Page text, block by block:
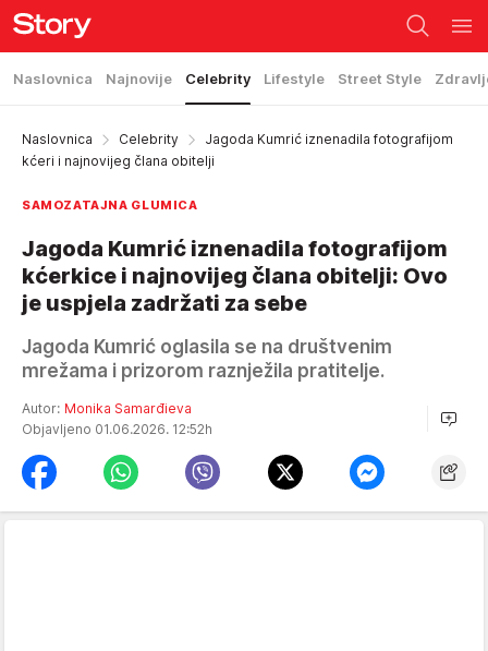
Naslovnica Najnovije Celebrity Lifestyle Street Style
Naslovnica Celebrity
Jagoda Kumrić iznenadila fotografijom
kćeri i najnovijeg člana obitelji
SAMOZATAJNA GLUMICA
Jagoda Kumrić iznenadila fotografijom
kćerkice i najnovijeg člana obitelji: Ovo
je uspjela zadržati za sebe
Jagoda Kumrić oglasila se na društvenim
mrežama i prizorom raznježila pratitelje.
Autor: Monika Samarđieva
Objavljeno 01.06.2026. 12:52h